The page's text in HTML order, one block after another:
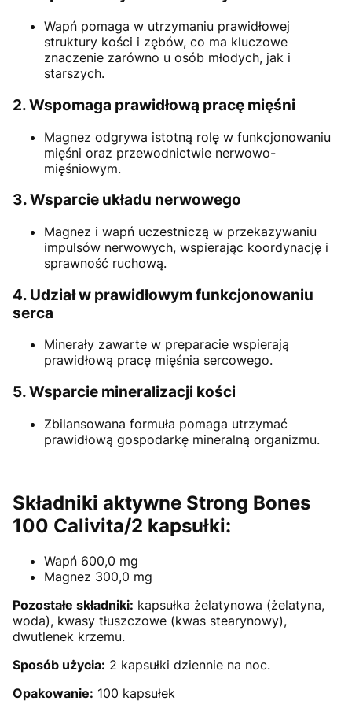
Wapń pomaga w utrzymaniu prawidłowej
struktury kości i zębów, co ma kluczowe
znaczenie zarówno u osób młodych, jak i
starszych.
2. Wspomaga prawidłową pracę mięśni
Magnez odgrywa istotną rolę w funkcjonowaniu
mięśni oraz przewodnictwie nerwowo-
mięśniowym.
3. Wsparcie układu nerwowego
Magnez i wapń uczestniczą w przekazywaniu
impulsów nerwowych, wspierając koordynację i
sprawność ruchową.
4. Udział w prawidłowym funkcjonowaniu
serca
Minerały zawarte w preparacie wspierają
prawidłową pracę mięśnia sercowego.
5. Wsparcie mineralizacji kości
Zbilansowana formuła pomaga utrzymać
prawidłową gospodarkę mineralną organizmu.
Składniki aktywne Strong Bones
100 Calivita/2 kapsułki:
Wapń 600,0 mg
Magnez 300,0 mg
Pozostałe składniki: kapsułka żelatynowa (żelatyna,
woda), kwasy tłuszczowe (kwas stearynowy),
dwutlenek krzemu.
Sposób użycia: 2 kapsułki dziennie na noc.
Opakowanie: 100 kapsułek